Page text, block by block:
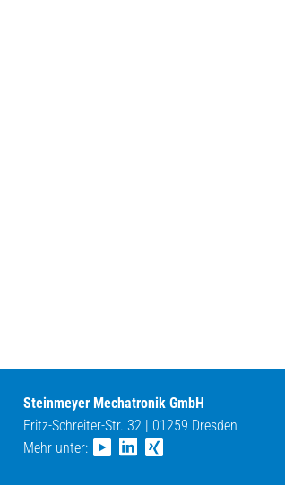
Steinmeyer Mechatronik GmbH
Fritz-Schreiter-Str. 32 | 01259 Dresden
Mehr unter: